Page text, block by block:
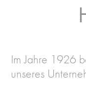
Im Jahre 1926
unseres